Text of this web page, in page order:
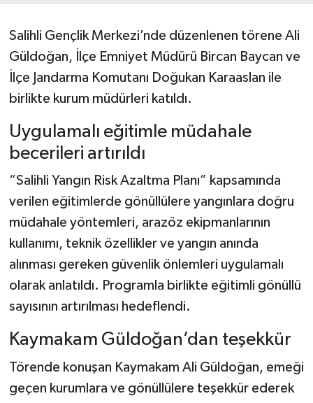
Salihli Gençlik Merkezi’nde düzenlenen törene Ali
Güldoğan, İlçe Emniyet Müdürü Bircan Baycan ve
İlçe Jandarma Komutanı Doğukan Karaaslan ile
birlikte kurum müdürleri katıldı.
Uygulamalı eğitimle müdahale
becerileri artırıldı
“Salihli Yangın Risk Azaltma Planı” kapsamında
verilen eğitimlerde gönüllülere yangınlara doğru
müdahale yöntemleri, arazöz ekipmanlarının
kullanımı, teknik özellikler ve yangın anında
alınması gereken güvenlik önlemleri uygulamalı
olarak anlatıldı. Programla birlikte eğitimli gönüllü
sayısının artırılması hedeflendi.
Kaymakam Güldoğan’dan teşekkür
Törende konuşan Kaymakam Ali Güldoğan, emeği
geçen kurumlara ve gönüllülere teşekkür ederek